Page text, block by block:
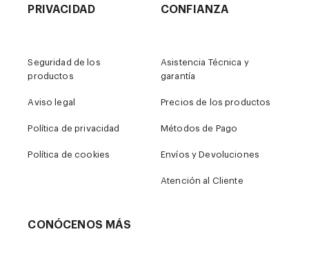
PRIVACIDAD
Seguridad de los
productos
Aviso legal
Política de privacidad
Política de cookies
CONFIANZA
Asistencia Técnica y
garantía
Precios de los productos
Métodos de Pago
Envíos y Devoluciones
Atención al Cliente
CONÓCENOS MÁS